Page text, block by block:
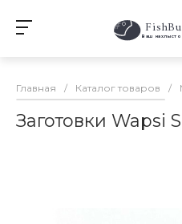
Ваш
Главная / Каталог товаров /
Заготовки Wapsi